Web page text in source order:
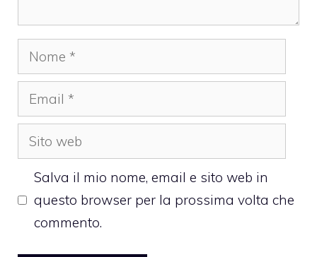
Nome
Email
Sito
web
Salva il mio nome, email e sito web in
questo browser per la prossima volta che
commento.